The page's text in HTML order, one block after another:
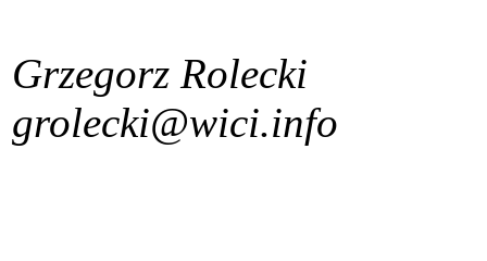
Grzegorz Rolecki
grolecki@wici.info